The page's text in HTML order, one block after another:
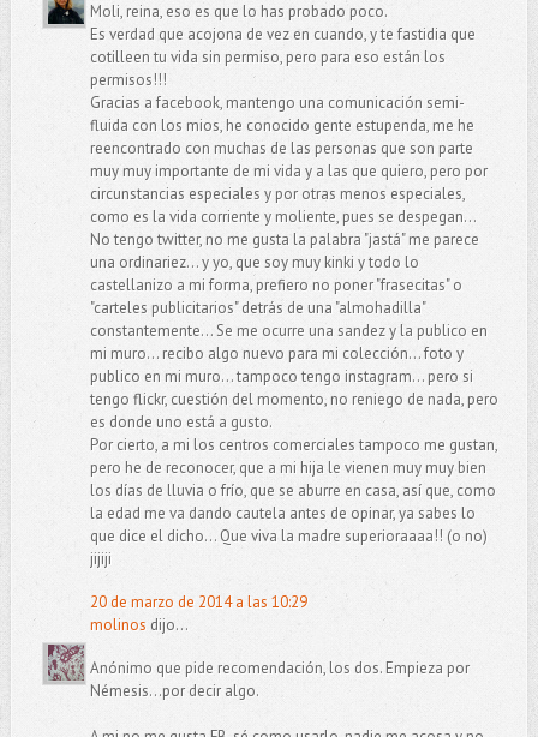
Moli, reina, eso es que lo has probado poco.
Es verdad que acojona de vez en cuando, y te fastidia que
cotilleen tu vida sin permiso, pero para eso están los
permisos!!!
Gracias a facebook, mantengo una comunicación semi-
fluida con los mios, he conocido gente estupenda, me he
reencontrado con muchas de las personas que son parte
muy muy importante de mi vida y a las que quiero, pero por
circunstancias especiales y por otras menos especiales,
como es la vida corriente y moliente, pues se despegan...
No tengo twitter, no me gusta la palabra "jastá" me parece
una ordinariez... y yo, que soy muy kinki y todo lo
castellanizo a mi forma, prefiero no poner "frasecitas" o
"carteles publicitarios" detrás de una "almohadilla"
constantemente... Se me ocurre una sandez y la publico en
mi muro... recibo algo nuevo para mi colección... foto y
publico en mi muro... tampoco tengo instagram... pero si
tengo flickr, cuestión del momento, no reniego de nada, pero
es donde uno está a gusto.
Por cierto, a mi los centros comerciales tampoco me gustan,
pero he de reconocer, que a mi hija le vienen muy muy bien
los días de lluvia o frío, que se aburre en casa, así que, como
la edad me va dando cautela antes de opinar, ya sabes lo
que dice el dicho... Que viva la madre superioraaaa!! (o no)
jijiji
20 de marzo de 2014 a las 10:29
molinos dijo...
Anónimo que pide recomendación, los dos. Empieza por
Némesis...por decir algo.